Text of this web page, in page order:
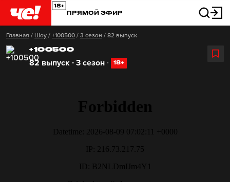
ПРЯМОЙ ЭФИР
Главная / Шоу / +100500 / 3 сезон / 82 выпуск
+100500
82 выпуск ∙ 3 сезон ∙ 18+